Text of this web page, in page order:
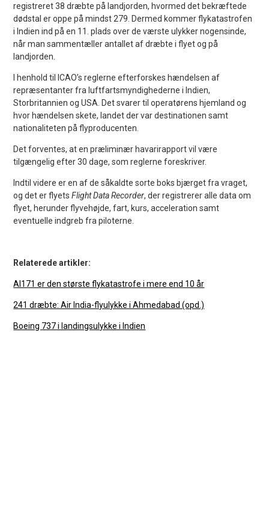
registreret 38 dræbte på landjorden, hvormed det bekræftede
dødstal er oppe på mindst 279. Dermed kommer flykatastrofen
i Indien ind på en 11. plads over de værste ulykker nogensinde,
når man sammentæller antallet af dræbte i flyet og på
landjorden.
I henhold til ICAO’s reglerne efterforskes hændelsen af
repræsentanter fra luftfartsmyndighederne i Indien,
Storbritannien og USA. Det svarer til operatørens hjemland og
hvor hændelsen skete, landet der var destinationen samt
nationaliteten på flyproducenten.
Det forventes, at en præliminær havarirapport vil være
tilgængelig efter 30 dage, som reglerne foreskriver.
Indtil videre er en af de såkaldte sorte boks bjærget fra vraget,
og det er flyetsFlight Data Recorder, der registrerer alle data om
flyet, herunder flyvehøjde, fart, kurs, acceleration samt
eventuelle indgreb fra piloterne.
Relaterede artikler:
AI171 er den største flykatastrofe i mere end 10 år
241 dræbte: Air India-flyulykke i Ahmedabad (opd.)
Boeing 737 i landingsulykke i Indien